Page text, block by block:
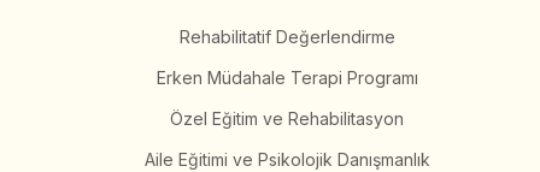
Rehabilitatif Değerlendirme
Erken Müdahale Terapi Programı
Özel Eğitim ve Rehabilitasyon
Aile Eğitimi ve Psikolojik Danışmanlık